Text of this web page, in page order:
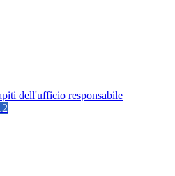
dell'ufficio responsabile